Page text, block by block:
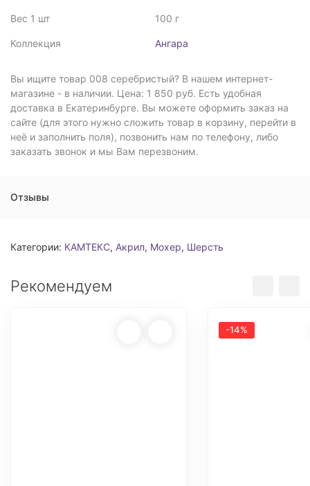
Вес 1 шт 100 г
Коллекция Ангара
Вы ищите товар 008 серебристый? В нашем интернет-
магазине - в наличии. Цена: 1 850 руб. Есть удобная
доставка в Екатеринбурге. Вы можете оформить заказ на
сайте (для этого нужно сложить товар в корзину, перейти в
неё и заполнить поля), позвонить нам по телефону, либо
заказать звонок и мы Вам перезвоним.
Отзывы
Категории: КАМТЕКС, Акрил, Мохер, Шерсть
Рекомендуем
-14%